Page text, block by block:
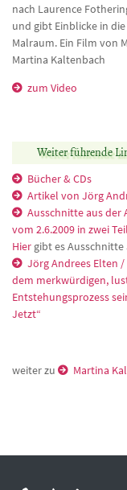
nach Laurence
und gibt Einblicke in
Malraum. Ein Film von
Martina Kaltenbach
zum Video
Weiter führende
Bücher & CDs
Artikel von Jörg
Ausschnitte aus der
vom 2.6.2009 in zwei
Hier gibt es Ausschnitte
Jörg Andrees Elten
dem merkwürdigen,
Entstehungsprozess
Jetzt“
weiter zu Martina